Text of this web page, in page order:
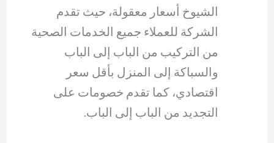
الشيوخ أسعار معقولة، حيث تقدم
الشركة للعملاء جميع الخدمات الصحية
من التركيب من الباب إلى الباب
والسباكة إلى المنزل بأقل سعر
اقتصادي، كما تقدم خصومات على
التجديد من الباب إلى الباب.